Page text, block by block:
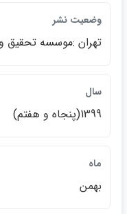
وضعيت نشر
تهران :موسسه تحقيق و
سال
1399(پنجاه و هفتم)
ماه
بهمن